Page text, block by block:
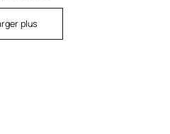
plus